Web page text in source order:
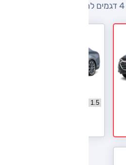
בחר גרסה פולקסווגן פאסאט